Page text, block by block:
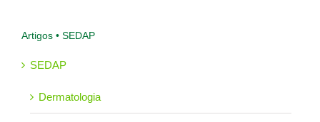
Artigos • SEDAP
SEDAP
Dermatologia